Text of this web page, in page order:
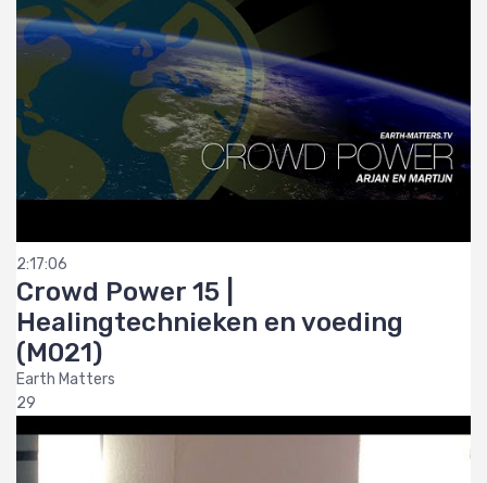
2:17:06
Crowd Power 15 |
Healingtechnieken en voeding
(M021)
Earth Matters
29